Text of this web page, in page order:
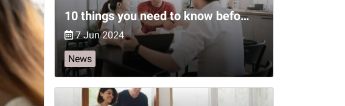
10 things you need to know before buying a home.
7 Jun 2024
News